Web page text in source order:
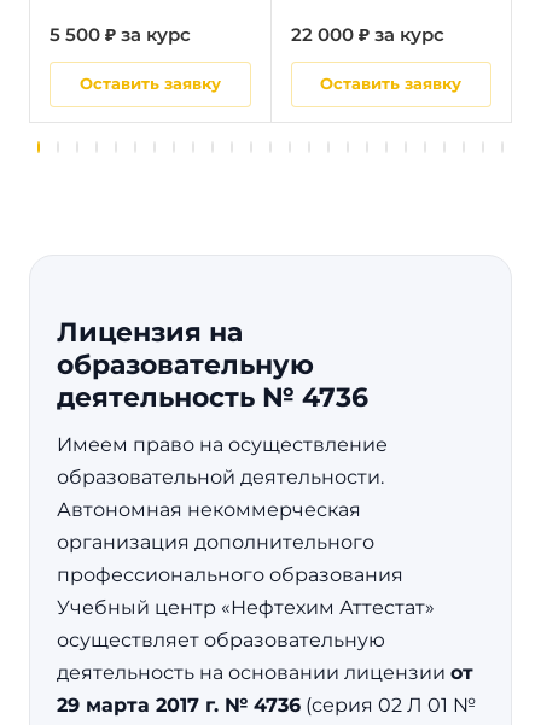
5 500 ₽ за курс
Оставить заявку
22 000 ₽ за курс
Оставить заявку
Лицензия на
образовательную
деятельность № 4736
Имеем право на осуществление
образовательной деятельности.
Автономная некоммерческая
организация дополнительного
профессионального образования
Учебный центр «Нефтехим Аттестат»
осуществляет образовательную
деятельность на основании лицензии от
29 марта 2017 г. № 4736 (серия 02 Л 01 №